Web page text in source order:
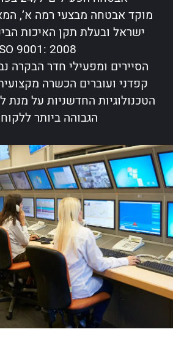
מוקד אבטחה מבצעי רמה א’,
ישראל ובעלת תקן האיכות
2008 :9001 ISO
הסיירים ומפעילי חדר הבקרה
קפדני ועוברים הכשרה
הטכנולוגיות החדשניות על
הגבוהה ביותר